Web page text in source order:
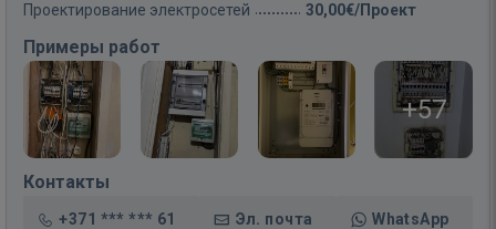
Проектирование электросетей 30,00€/Проект
Примеры работ
+57
Контакты
+371 *** *** 61 Эл. почта WhatsApp